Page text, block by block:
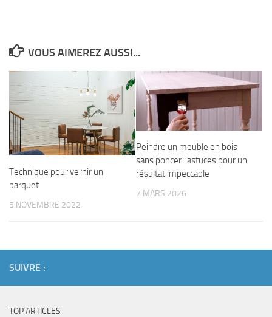
VOUS AIMEREZ AUSSI...
Technique pour vernir un
parquet
5 NOVEMBRE 2022
Peindre un meuble en bois
sans poncer : astuces pour un
résultat impeccable
7 MARS 2026
SUIVRE :
TOP ARTICLES